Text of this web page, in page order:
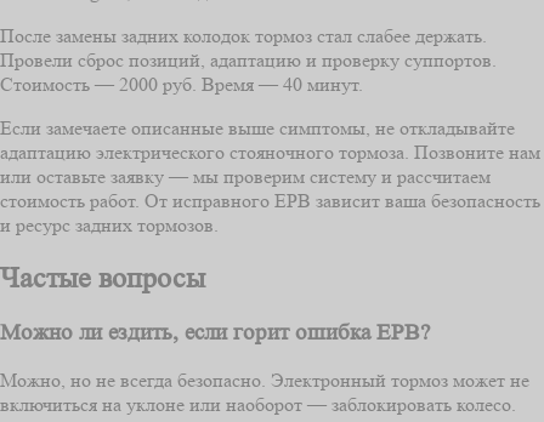
После замены задних колодок тормоз стал слабее держать.
Провели сброс позиций, адаптацию и проверку суппортов.
Стоимость — 2000 руб. Время — 40 минут.
Если замечаете описанные выше симптомы, не откладывайте
адаптацию электрического стояночного тормоза. Позвоните нам
или оставьте заявку — мы проверим систему и рассчитаем
стоимость работ. От исправного EPB зависит ваша безопасность
и ресурс задних тормозов.
Частые вопросы
Можно ли ездить, если горит ошибка EPB?
Можно, но не всегда безопасно. Электронный тормоз может не
включиться на уклоне или наоборот — заблокировать колесо.